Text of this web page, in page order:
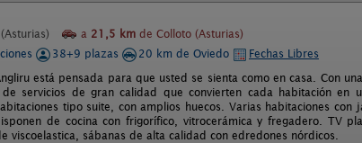
(Asturias) a 21,5 km de Colloto (Asturias)
38+9 plazas 20 km de Oviedo
Fechas Libres
está pensada para que usted se sienta como en casa. Con
servicios de gran calidad que convierten cada habitación en
tipo suite, con amplios huecos. Varias habitaciones
de cocina con frigorífico, vitrocerámica y fregadero. TV
viscoelastica, sábanas de alta calidad con edredones nórdicos.